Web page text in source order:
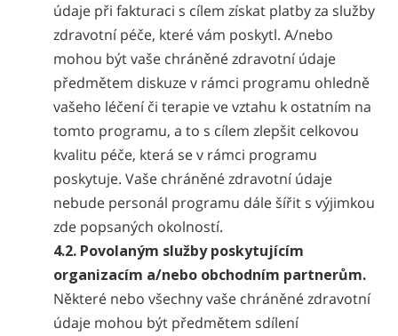
údaje při fakturaci s cílem získat platby za služby
zdravotní péče, které vám poskytl. A/nebo
mohou být vaše chráněné zdravotní údaje
předmětem diskuze v rámci programu ohledně
vašeho léčení či terapie ve vztahu k ostatním na
tomto programu, a to s cílem zlepšit celkovou
kvalitu péče, která se v rámci programu
poskytuje. Vaše chráněné zdravotní údaje
nebude personál programu dále šířit s výjimkou
zde popsaných okolností.
4.2. Povolaným služby poskytujícím
organizacím a/nebo obchodním partnerům.
Některé nebo všechny vaše chráněné zdravotní
údaje mohou být předmětem sdílení